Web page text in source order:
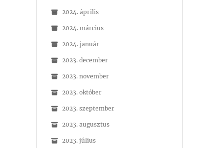
2024. április
2024. március
2024. január
2023. december
2023. november
2023. október
2023. szeptember
2023. augusztus
2023. július